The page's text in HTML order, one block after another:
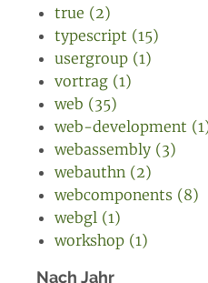
true (2)
typescript (15)
usergroup (1)
vortrag (1)
web (35)
web-development
webassembly (3)
webauthn (2)
webcomponents (8)
webgl (1)
workshop (1)
Nach Jahr